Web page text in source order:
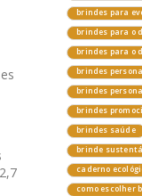
brindes para
brindes para o
brindes para o
brindes
brindes
brindes
brindes saúde
brinde
caderno
como escolher